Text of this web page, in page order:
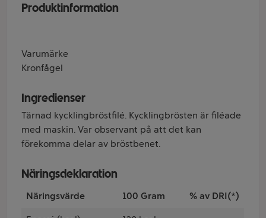
Produktinformation
Varumärke
Kronfågel
Ingredienser
Tärnad kycklingbröstfilé. Kycklingbrösten är filéade
med maskin. Var observant på att det kan
förekomma delar av bröstbenet.
Näringsdeklaration
Näringsvärde 100 Gram % av DRI(*)